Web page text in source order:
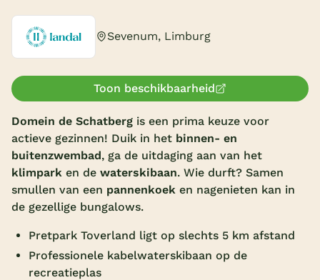
Vakantiepark keuzehulp
Vakantieparken
Subtropisch zwembad
Overdekt zwembad
Wildwaterbaan
Alle populaire faciliteiten
Sevenum, Limburg
Toon beschikbaarheid
Domein de Schatberg is een prima keuze voor
actieve gezinnen! Duik in het binnen- en
buitenzwembad, ga de uitdaging aan van het
klimpark en de waterskibaan. Wie durft? Samen
smullen van een pannenkoek en nagenieten kan in
de gezellige bungalows.
Pretpark Toverland ligt op slechts 5 km afstand
Professionele kabelwaterskibaan op de
recreatieplas